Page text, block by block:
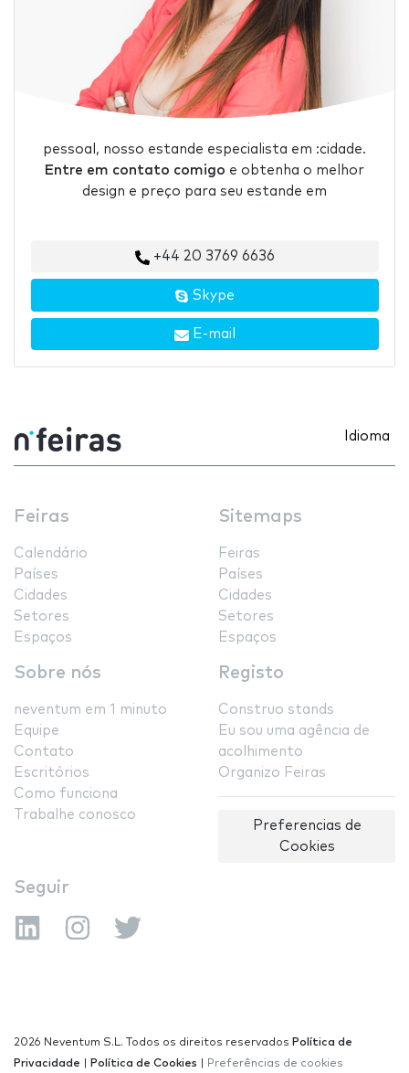
pessoal, nosso estande especialista em :cidade.
Entre em contato comigo e obtenha o melhor
design e preço para seu estande em
+44 20 3769 6636
Skype
E-mail
Idioma
Feiras
Calendário
Países
Cidades
Setores
Espaços
Sitemaps
Feiras
Países
Cidades
Setores
Espaços
Sobre nós
neventum em 1 minuto
Equipe
Contato
Escritórios
Como funciona
Trabalhe conosco
Registo
Construo stands
Eu sou uma agência de
acolhimento
Organizo Feiras
Preferencias de
Cookies
Seguir
2026 Neventum S.L. Todos os direitos reservados Política de
Privacidade
Política de Cookies Preferências de cookies